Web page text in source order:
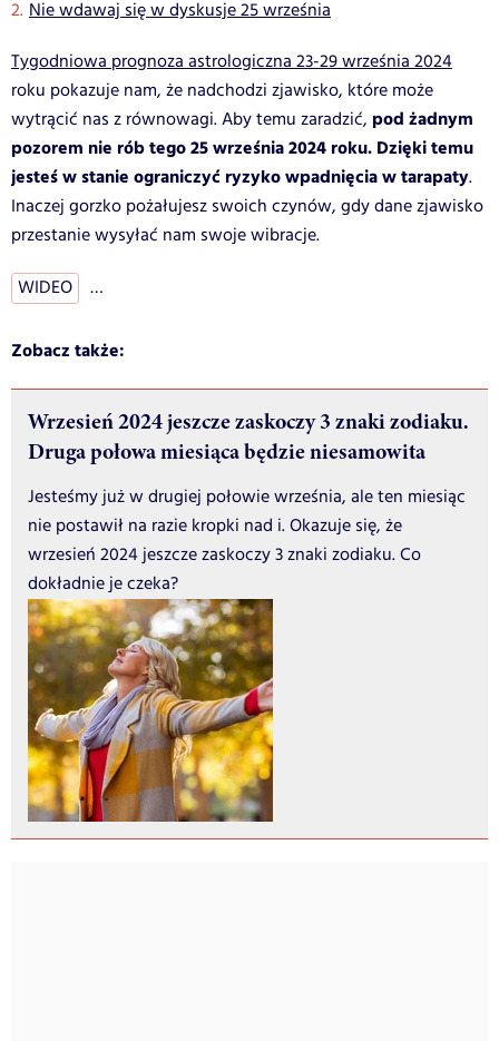
Nie wdawaj się w dyskusje 25 września
Tygodniowa prognoza astrologiczna 23-29 września 2024
roku pokazuje nam, że nadchodzi zjawisko, które może
wytrącić nas z równowagi. Aby temu zaradzić, pod żadnym
pozorem nie rób tego 25 września 2024 roku. Dzięki temu
jesteś w stanie ograniczyć ryzyko wpadnięcia w tarapaty.
Inaczej gorzko pożałujesz swoich czynów, gdy dane zjawisko
przestanie wysyłać nam swoje wibracje.
WIDEO …
Zobacz także:
Wrzesień 2024 jeszcze zaskoczy 3 znaki zodiaku.
Druga połowa miesiąca będzie niesamowita
Jesteśmy już w drugiej połowie września, ale ten miesiąc
nie postawił na razie kropki nad i. Okazuje się, że
wrzesień 2024 jeszcze zaskoczy 3 znaki zodiaku. Co
dokładnie je czeka?